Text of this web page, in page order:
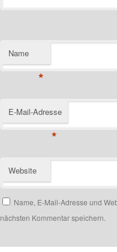
Name
*
E-Mail-Adresse
*
Website
Name, E-Mail-Adresse und
nächsten Kommentar speichern.